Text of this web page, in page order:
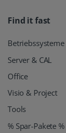
Find it fast
Betriebssysteme
Server & CAL
Office
Visio & Project
Tools
% Spar-Pakete %